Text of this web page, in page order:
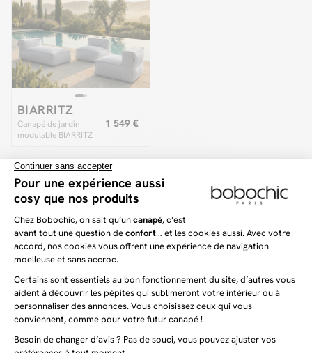
BIARRITZ
Canapé de jardin
modulable BIARRITZ
protection, 2
chauffeuses 1 place et
1 méridienne
1 549 €
19 articles sur 19
Quoi de plus agréable que de profiter du beau temps
dans son jardin ? Pour celles et ceux qui disposent d’un
jardin, d’un balcon ou bien d’une petite terrasse, il est
souvent complexe de trouver le mobilier idéal pour ce
dernier. En effet, faut-il investir dans du mobilier